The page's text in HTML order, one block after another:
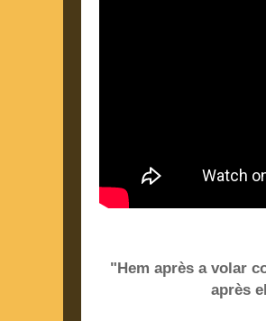
"Hem après a volar
après